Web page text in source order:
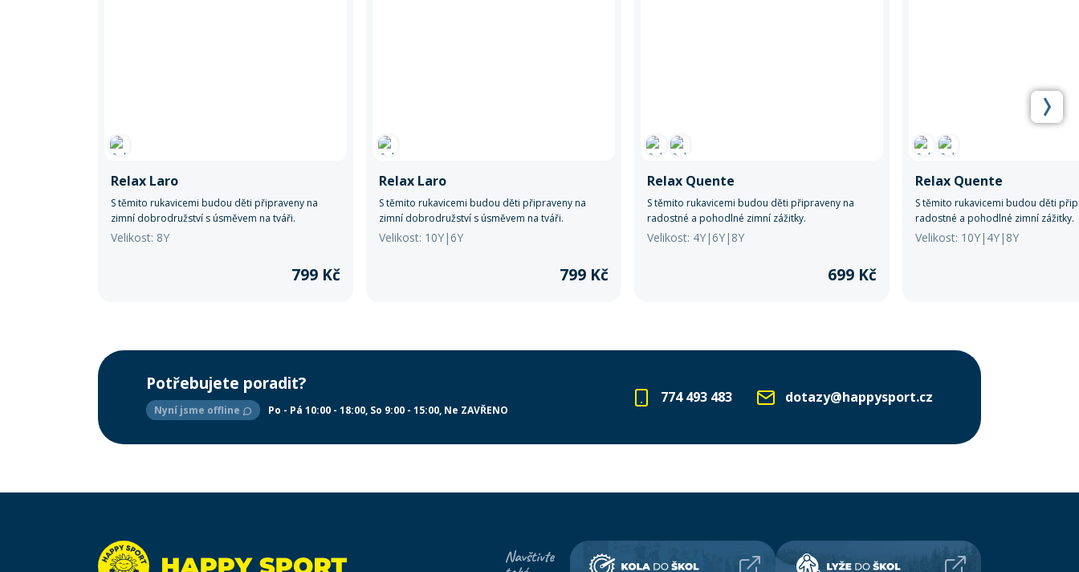
Relax Laro
S těmito rukavicemi budou děti připraveny na
zimní dobrodružství s úsměvem na tváři.
Velikost: 8Y
799 Kč
Relax Laro
S těmito rukavicemi budou děti připraveny na
zimní dobrodružství s úsměvem na tváři.
Velikost: 10Y|6Y
799 Kč
Relax Quente
S těmito rukavicemi budou děti připraveny na
radostné a pohodlné zimní zážitky.
Velikost: 4Y|6Y|8Y
699 Kč
Relax Quente
S těmito rukavicemi budou děti
radostné a pohodlné zimní zážitky.
Velikost: 10Y|4Y|8Y
Potřebujete poradit?
Nyní jsme offline Po - Pá 10:00 - 18:00 So 9:00 - 15:00 Ne ZAVŘENO
774 493 483 dotazy@happysport.cz